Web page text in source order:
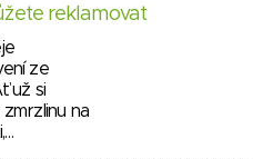
reklamovat
ze
už si
na